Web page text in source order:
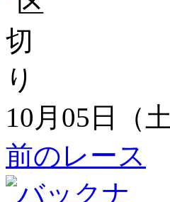
10月05日（
前のレース